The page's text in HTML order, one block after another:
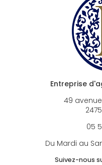
Entreprise
49
05
Du Mardi au
Suivez-nous